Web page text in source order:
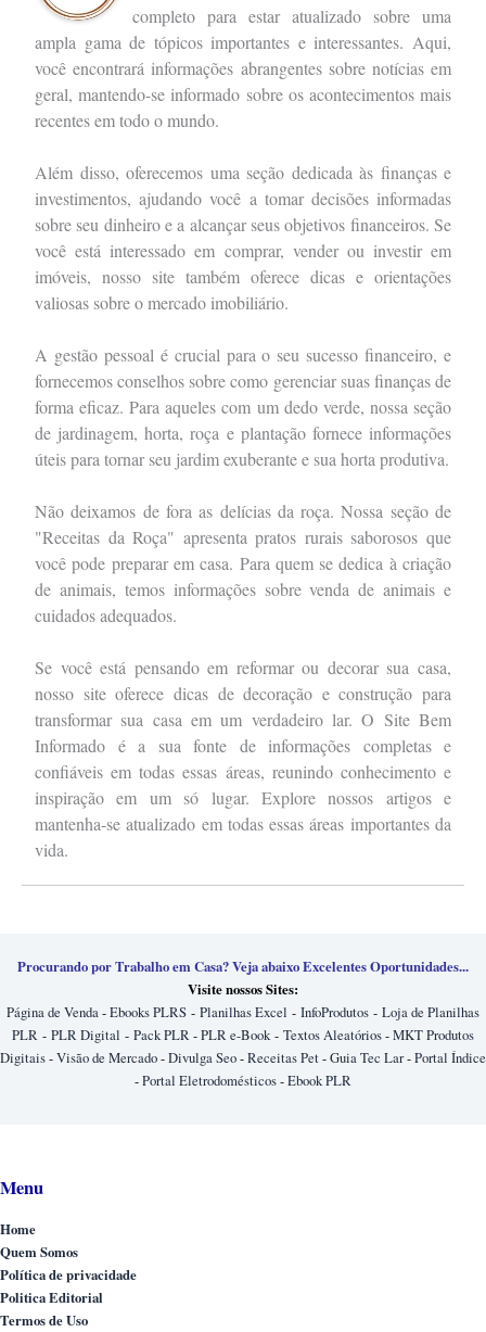
completo para estar atualizado sobre uma
ampla gama de tópicos importantes e interessantes. Aqui,
você encontrará informações abrangentes sobre notícias em
geral, mantendo-se informado sobre os acontecimentos mais
recentes em todo o mundo.
Além disso, oferecemos uma seção dedicada às finanças e
investimentos, ajudando você a tomar decisões informadas
sobre seu dinheiro e a alcançar seus objetivos financeiros. Se
você está interessado em comprar, vender ou investir em
imóveis, nosso site também oferece dicas e orientações
valiosas sobre o mercado imobiliário.
A gestão pessoal é crucial para o seu sucesso financeiro, e
fornecemos conselhos sobre como gerenciar suas finanças de
forma eficaz. Para aqueles com um dedo verde, nossa seção
de jardinagem, horta, roça e plantação fornece informações
úteis para tornar seu jardim exuberante e sua horta produtiva.
Não deixamos de fora as delícias da roça. Nossa seção de
"Receitas da Roça" apresenta pratos rurais saborosos que
você pode preparar em casa. Para quem se dedica à criação
de animais, temos informações sobre venda de animais e
cuidados adequados.
Se você está pensando em reformar ou decorar sua casa,
nosso site oferece dicas de decoração e construção para
transformar sua casa em um verdadeiro lar. O Site Bem
Informado é a sua fonte de informações completas e
confiáveis em todas essas áreas, reunindo conhecimento e
inspiração em um só lugar. Explore nossos artigos e
mantenha-se atualizado em todas essas áreas importantes da
vida.
Procurando por Trabalho em Casa? Veja abaixo Excelentes Oportunidades...
Visite nossos Sites:
Página de Venda-Ebooks PLRS - Planilhas Excel - InfoProdutos - Loja de Planilhas
PLR - PLR Digital - Pack PLR-PLR e-Book- Textos Aleatórios-MKT Produtos
Digitais-Visão de Mercado-Divulga Seo-Receitas Pet-Guia Tec Lar-Portal Índice
-Portal Eletrodomésticos-Ebook PLR
Menu
Home
Quem Somos
Política de privacidade
Politica Editorial
Termos de Uso